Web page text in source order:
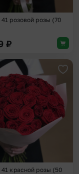
41 розовой розы (70
₽
41 красной розы (50